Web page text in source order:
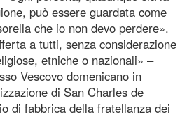
può essere guardata come
che io non devo perdere».
a tutti, senza considerazione
etniche o nazionali» –
Vescovo domenicano in
di San Charles de
di fabbrica della fratellanza dei